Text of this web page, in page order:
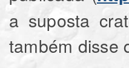
a suposta
também disse